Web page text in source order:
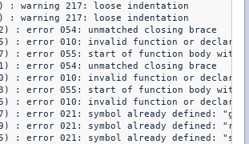
: warning 217: loose indentation
: warning 217: loose indentation
: error 054: unmatched closing brace
: error 010: invalid function or
: error 055: start of function body
: error 054: unmatched closing brace
: error 010: invalid function or
: error 055: start of function body
: error 010: invalid function or
: error 021: symbol already defined:
: error 021: symbol already defined:
: error 021: symbol already defined: